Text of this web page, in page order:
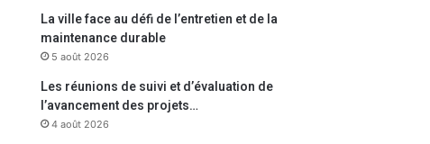
La ville face au défi de l’entretien et de la
maintenance durable
5 août 2026
Les réunions de suivi et d’évaluation de
l’avancement des projets…
4 août 2026